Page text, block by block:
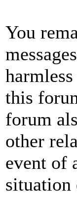
You
this
forum
other
event of
situation